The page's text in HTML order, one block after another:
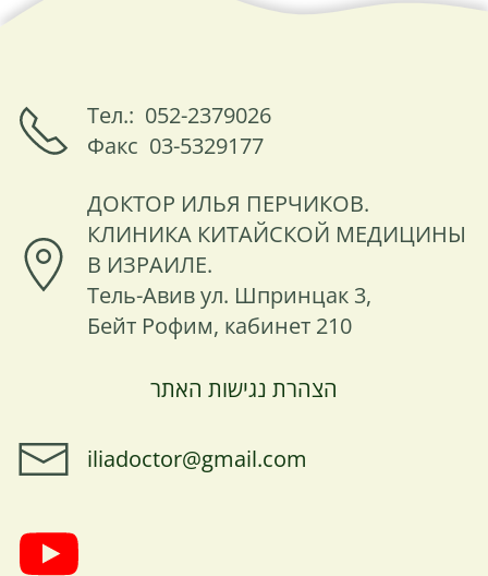
Тел.: 052-2379026
Факс 03-5329177
ДОКТОР ИЛЬЯ ПЕРЧИКОВ.
КЛИНИКА КИТАЙСКОЙ МЕДИЦИНЫ
В ИЗРАИЛЕ.
Тель-Авив ул. Шпринцак 3,
Бейт Рофим, кабинет 210
הצהרת נגישות האתר
iliadoctor@gmail.com